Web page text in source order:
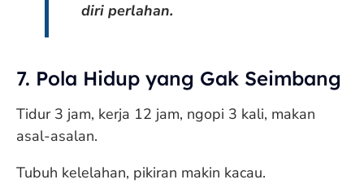
diri perlahan.
7. Pola Hidup yang Gak Seimbang
Tidur 3 jam, kerja 12 jam, ngopi 3 kali, makan
asal-asalan.
Tubuh kelelahan, pikiran makin kacau.